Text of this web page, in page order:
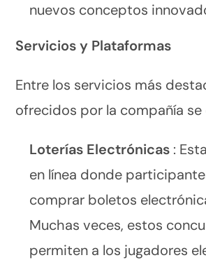
nuevos conceptos
Servicios y Plataformas
Entre los servicios más
ofrecidos por la compañía se
Loterías Electrónicas :
en línea donde
comprar boletos
Muchas veces, estos
permiten a los jugadores